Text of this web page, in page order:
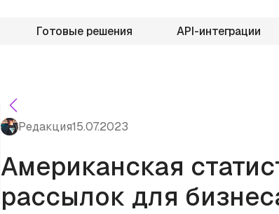
Готовые решения API-интеграции
Редакция15.07.2023
Американская
рассылок для